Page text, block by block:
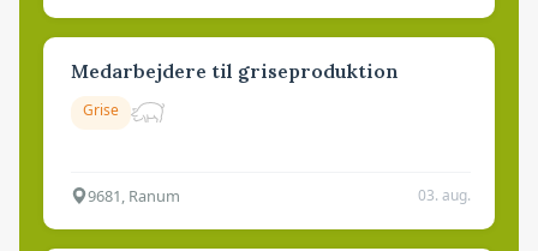
Medarbejdere til griseproduktion
Grise
9681, Ranum 03. aug.